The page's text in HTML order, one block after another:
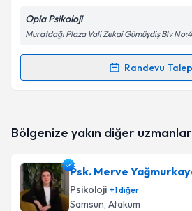
Opia Psikoloji
Muratdağı Plaza Vali Zekai Gümüşdiş Blv
Randevu
Randevu Takvimi Talebi
oluşturun. Size bu uzmandan
E-posta Adresiniz
Bölgenize yakın diğer uzmanlar
Psk. Merve
Psikoloji +1diğer
Samsun, Atakum